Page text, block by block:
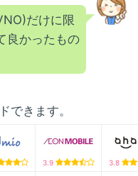
だけに限
良かったもの
できます。
3.9 3.8